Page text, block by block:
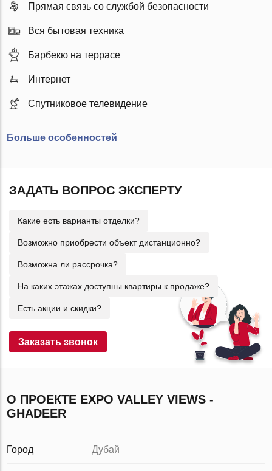
Прямая связь со службой безопасности
Вся бытовая техника
Барбекю на террасе
Интернет
Спутниковое телевидение
Больше особенностей
ЗАДАТЬ ВОПРОС ЭКСПЕРТУ
Какие есть варианты отделки?
Возможно приобрести объект дистанционно?
Возможна ли рассрочка?
На каких этажах доступны квартиры к продаже?
Есть акции и скидки?
Заказать звонок
О ПРОЕКТЕ EXPO VALLEY VIEWS -
GHADEER
Город Дубай